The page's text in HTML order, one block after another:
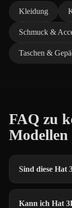
Kleidung
Schmuck &
Taschen &
FAQ zu
Modellen
Sind diese Hat
Kann ich Hat